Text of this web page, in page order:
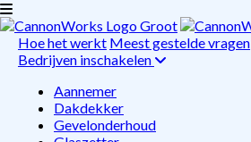
Hoe het werkt Meest gestelde vragen
Bedrijven inschakelen
Aannemer
Dakdekker
Gevelonderhoud